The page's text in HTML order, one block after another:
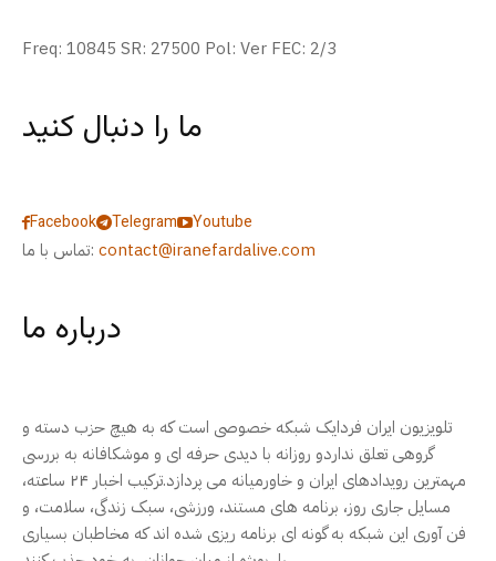
Freq: 10845 SR: 27500 Pol: Ver FEC: 2/3
ما را دنبال کنید
Facebook Telegram
Youtube
تماس با ما: contact@iranefardalive.com
درباره ما
تلویزیون ایران فردایک شبکه خصوصی است که به هیچ حزب دسته و
گروهی تعلق نداردو روزانه با دیدی حرفه ای و موشکافانه به بررسی
مهمترین رویدادهای ایران و خاورمیانه می پردازد.ترکیب اخبار ۲۴ ساعته،
مسایل جاری روز، برنامه های مستند، ورزشی، سبک زندگی، سلامت، و
فن آوری این شبکه به گونه ای برنامه ریزی شده اند که مخاطبان بسیاری